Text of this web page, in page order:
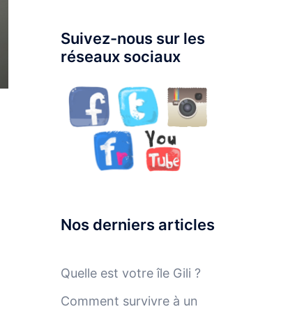
Suivez-nous sur les
réseaux sociaux
Nos derniers articles
Quelle est votre île Gili ?
Comment survivre à un